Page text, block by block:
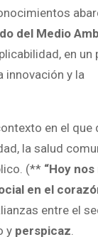
del Medio
en un
innovación y la
en el que
la salud
(** “Hoy
en el
entre el
y perspicaz.